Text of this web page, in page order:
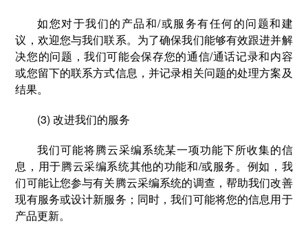
如您对于我们的产品和/或服务有任何的问题和建
议，欢迎您与我们联系。为了确保我们能够有效跟进并解
决您的问题，我们可能会保存您的通信/通话记录和内容
或您留下的联系方式信息，并记录相关问题的处理方案及
结果。
(3) 改进我们的服务
我们可能将腾云采编系统某一项功能下所收集的信
息，用于腾云采编系统其他的功能和/或服务。例如，我
们可能让您参与有关腾云采编系统的调查，帮助我们改善
现有服务或设计新服务；同时，我们可能将您的信息用于
产品更新。